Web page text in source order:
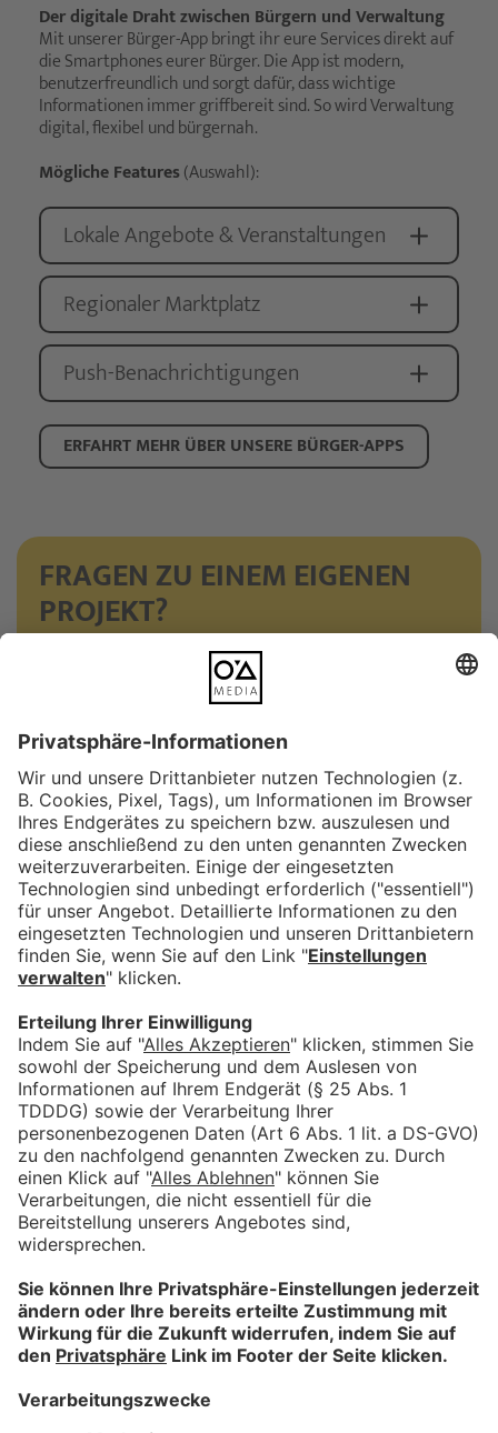
Der digitale Draht zwischen Bürgern und Verwaltung
Mit unserer Bürger-App bringt ihr eure Services direkt auf
die Smartphones eurer Bürger. Die App ist modern,
benutzerfreundlich und sorgt dafür, dass wichtige
Informationen immer griffbereit sind. So wird Verwaltung
digital, flexibel und bürgernah.
Mögliche Features(Auswahl):
Lokale Angebote & Veranstaltungen
Regionaler Marktplatz
Push-Benachrichtigungen
ERFAHRT MEHR ÜBER UNSERE BÜRGER-APPS
REGION ALPSEE-
GRÜNTEN
BÜRGER-APPS
FRAGEN ZU EINEM EIGENEN
PROJEKT?
Dann frag einfach einen unserer Ansprechpartner! Wir
KONTAKT ZUR OYA
THOMAS WEYERMANN
AGENTURLEITER (CEO)